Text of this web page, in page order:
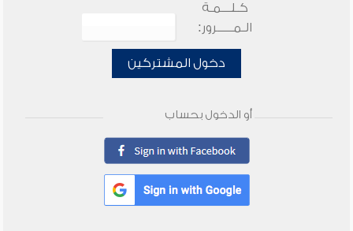
كـلـــمـة
الـمـــــرور:
دخول المشتركين
أو الدخول بحساب